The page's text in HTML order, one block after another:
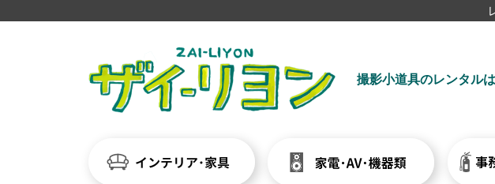
撮影小道具のレンタル